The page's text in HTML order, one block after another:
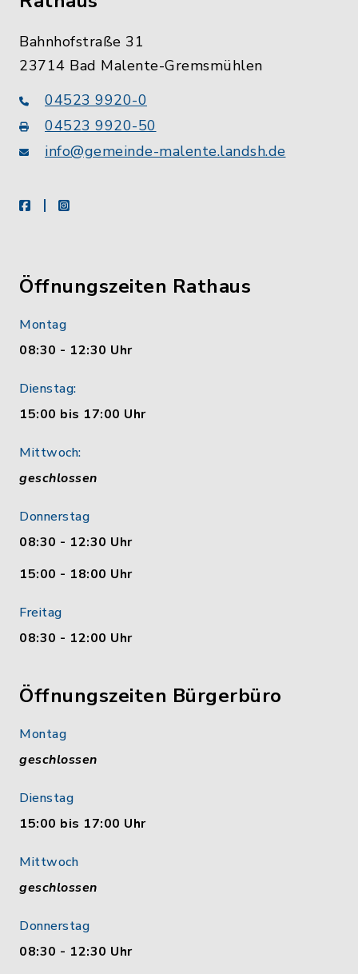
Bahnhofstraße 31
23714 Bad Malente-Gremsmühlen
04523 9920-0
04523 9920-50
info@gemeinde-malente.landsh.de
facebookinstagram
Öffnungszeiten Rathaus
Montag
08:30 - 12:30 Uhr
Dienstag:
15:00 bis 17:00 Uhr
Mittwoch:
geschlossen
Donnerstag
08:30 - 12:30 Uhr
15:00 - 18:00 Uhr
Freitag
08:30 - 12:00 Uhr
Öffnungszeiten Bürgerbüro
Montag
geschlossen
Dienstag
15:00 bis 17:00 Uhr
Mittwoch
geschlossen
Donnerstag
08:30 - 12:30 Uhr